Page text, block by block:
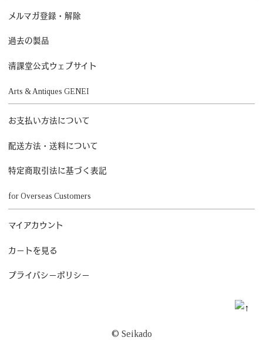
メルマガ登録・解除
過去の製品
清課堂公式ウェブサイト
Arts & Antiques GENEI
お支払い方法について
配送方法・送料について
特定商取引法に基づく表記
for Overseas Customers
マイアカウント
カートを見る
プライバシーポリシー
© Seikado